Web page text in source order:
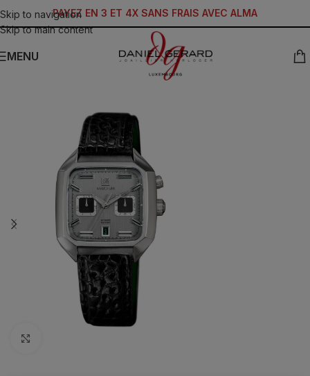
Skip to navigation
Skip to main content
PAYEZ EN 3 ET 4X SANS FRAIS AVEC ALMA
MENU